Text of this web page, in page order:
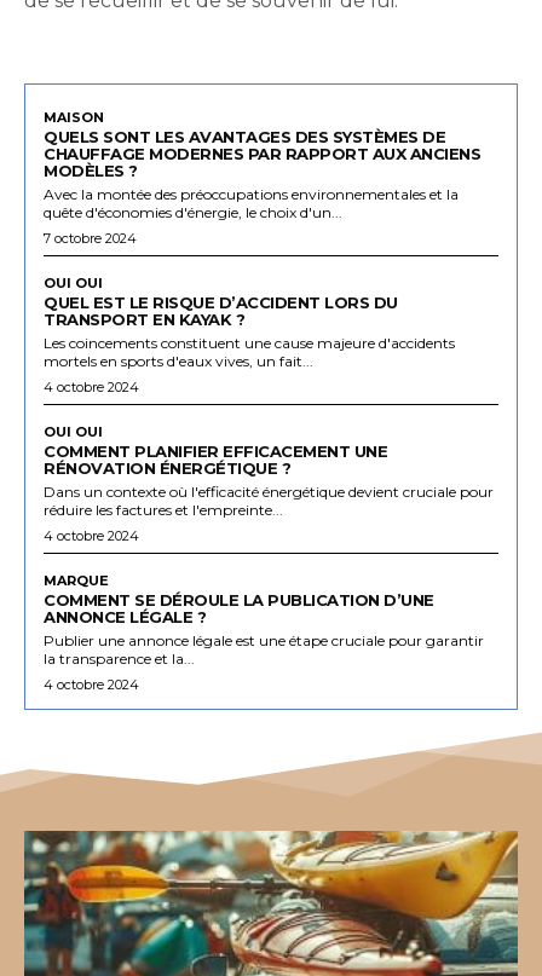
MAISON
QUELS SONT LES AVANTAGES DES SYSTÈMES DE
CHAUFFAGE MODERNES PAR RAPPORT AUX ANCIENS
MODÈLES ?
Avec la montée des préoccupations environnementales et la
quête d'économies d'énergie, le choix d'un...
7 octobre 2024
OUI OUI
QUEL EST LE RISQUE D’ACCIDENT LORS DU
TRANSPORT EN KAYAK ?
Les coincements constituent une cause majeure d'accidents
mortels en sports d'eaux vives, un fait...
4 octobre 2024
OUI OUI
COMMENT PLANIFIER EFFICACEMENT UNE
RÉNOVATION ÉNERGÉTIQUE ?
Dans un contexte où l'efficacité énergétique devient cruciale pour
réduire les factures et l'empreinte...
4 octobre 2024
MARQUE
COMMENT SE DÉROULE LA PUBLICATION D’UNE
ANNONCE LÉGALE ?
Publier une annonce légale est une étape cruciale pour garantir
la transparence et la...
4 octobre 2024